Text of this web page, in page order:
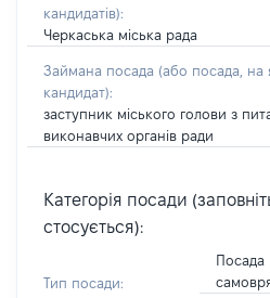
кандидатів):
Черкаська міська рада
Займана посада (або посада, на
кандидат):
заступник міського голови з
виконавчих органів ради
Категорія посади
стосується):
Тип посади:
Посада